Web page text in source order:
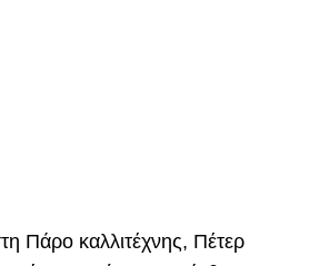
Πάρο καλλιτέχνης, Πέτερ